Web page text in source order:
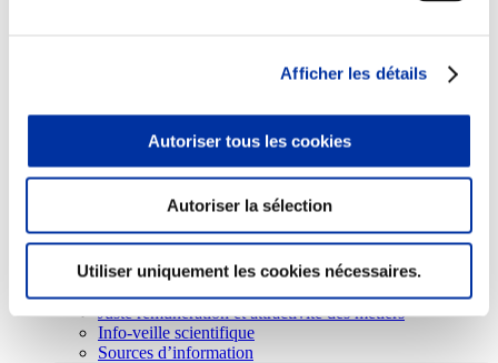
Afficher les détails
Autoriser tous les cookies
Autoriser la sélection
Utiliser uniquement les cookies nécessaires.
Sécurité sanitaire
Viandes et santé
Juste rémunération et attractivité des métiers
Info-veille scientifique
Sources d’information